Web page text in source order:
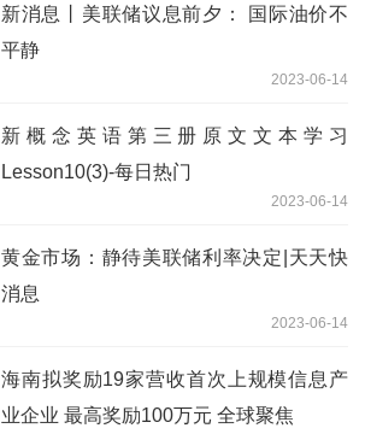
新消息丨美联储议息前夕： 国际油价不
平静
2023-06-14
新概念英语第三册原文文本学习
Lesson10(3)-每日热门
2023-06-14
黄金市场：静待美联储利率决定|天天快
消息
2023-06-14
海南拟奖励19家营收首次上规模信息产
业企业 最高奖励100万元 全球聚焦